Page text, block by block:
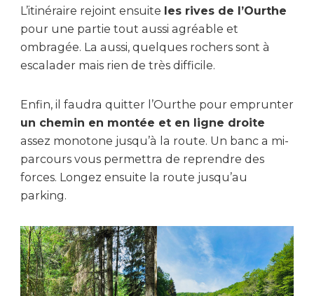
L’itinéraire rejoint ensuite les rives de l’Ourthe
pour une partie tout aussi agréable et
ombragée. La aussi, quelques rochers sont à
escalader mais rien de très difficile.
Enfin, il faudra quitter l’Ourthe pour emprunter
un chemin en montée et en ligne droite
assez monotone jusqu’à la route. Un banc a mi-
parcours vous permettra de reprendre des
forces. Longez ensuite la route jusqu’au
parking.